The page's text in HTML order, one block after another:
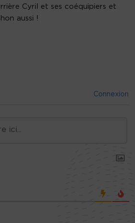
Cyril et ses coéquipiers et
aussi !
Connexion